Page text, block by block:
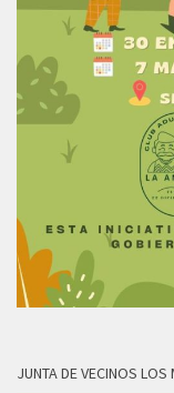
JUNTA DE VECINOS LOS